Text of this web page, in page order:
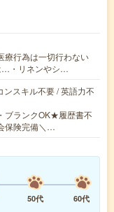
療行為は一切行わない
…・リネンやシ…
ンスキル不要 / 英語力不
ブランクOK★履歴書不
保険完備＼…
50代
60代